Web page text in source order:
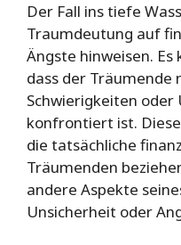
Der Fall ins tiefe
Traumdeutung auf
Ängste hinweisen.
dass der Träumende
Schwierigkeiten oder
konfrontiert ist.
die tatsächliche
Träumenden
andere Aspekte
Unsicherheit oder